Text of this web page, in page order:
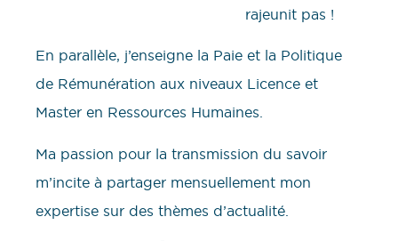
rajeunit pas !
En parallèle, j’enseigne la Paie et la Politique
de Rémunération aux niveaux Licence et
Master en Ressources Humaines.
Ma passion pour la transmission du savoir
m’incite à partager mensuellement mon
expertise sur des thèmes d’actualité.